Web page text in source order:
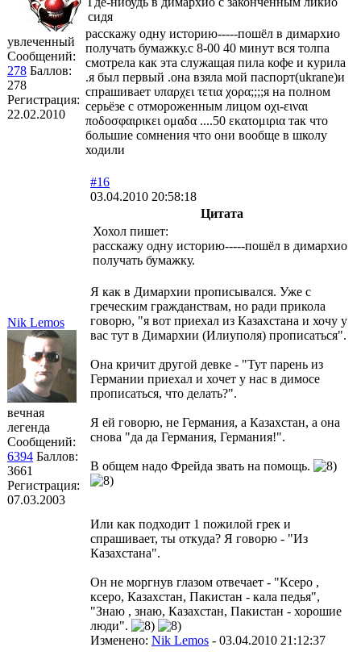
увлеченный
Сообщений:
278 Баллов:
278
Регистрация:
22.02.2010
сидя
расскажу одну историю-----пошёл в димархио
получать бумажку.с 8-00 40 минут вся толпа
смотрела как эта служащая пила кофе и курила
.я был первый .она взяла мой паспорт(ukrane)и
спрашивает υπαρχει τετια χορα;;;;я на полном
серьёзе с отмороженным лицом οχι-ειναι
ποδοσφαιρικει ομαδα ....50 εκατομιρια так что
большие сомнения что они вообще в школу
ходили
Nik Lemos
вечная
легенда
Сообщений:
6394 Баллов:
3661
Регистрация:
07.03.2003
#16
03.04.2010 20:58:18
Цитата
Хохол пишет:
расскажу одну историю-----пошёл в димархио
получать бумажку.
Я как в Димархии прописывался. Уже с
греческим гражданствам, но ради прикола
говорю, "я вот приехал из Казахстана и хочу у
вас тут в Димархии (Илиуполя) прописаться".
Она кричит другой девке - "Тут парень из
Германии приехал и хочет у нас в димосе
прописаться, что делать?".
Я ей говорю, не Германия, а Казахстан, а она
снова "да да Германия, Германия!".
В общем надо Фрейда звать на помощь.
Или как подходит 1 пожилой грек и
спрашивает, ты откуда? Я говорю - "Из
Казахстана".
Он не моргнув глазом отвечает - "Ксеро ,
ксеро, Казахстан, Пакистан - кала педья",
"Знаю , знаю, Казахстан, Пакистан - хорошие
люди".
Изменено: Nik Lemos - 03.04.2010 21:12:37